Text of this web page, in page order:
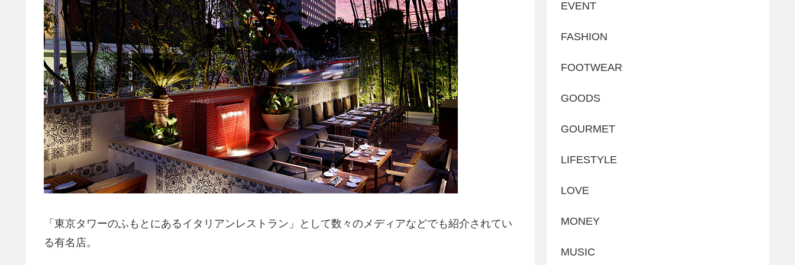
「東京タワーのふもとにあるイタリアンレストラン」として数々のメディアなどでも紹介されてい
る有名店。
EVENT
FASHION
FOOTWEAR
GOODS
GOURMET
LIFESTYLE
LOVE
MONEY
MUSIC